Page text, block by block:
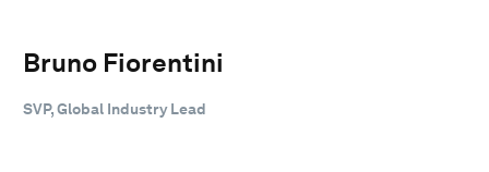
Bruno Fiorentini
SVP, Global Industry Lead